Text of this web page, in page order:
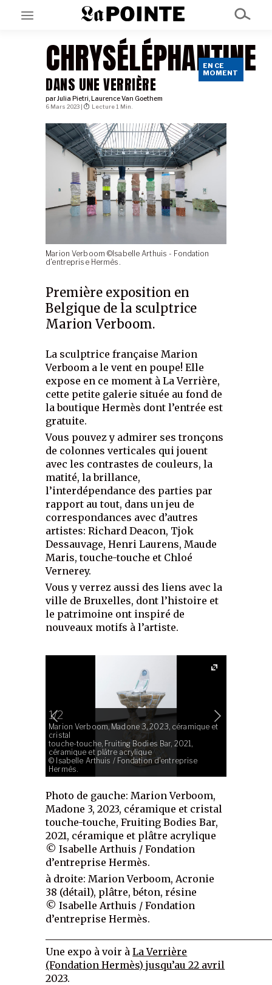
EN CE MOMENT
GRAND ANGLE
AU LARGE
ÉMOIS
EN CHANTIER
SÉRIES
À PROPOS
NOS PARTENAIRES
SOUTENEZ NOUS
Marion Verboom ©Isabelle Arthuis - Fondation
d’entreprise Hermès.
CHRYSÉLÉPHANTINE
DANS UNE VERRIÈRE
EN CE
MOMENT
parJulia Pietri, Laurence Van Goethem
Première exposition en
Belgique de la sculptrice
Marion Verboom.
6 Mars 2023 | Lecture 1 Min.
La sculptrice française Marion
Verboom a le vent en poupe! Elle
expose en ce moment à La Verrière,
cette petite galerie située au fond de
la boutique Hermès dont l’entrée est
gratuite.
Vous pouvez y admirer ses tronçons
de colonnes verticales qui jouent
avec les contrastes de couleurs, la
matité, la brillance,
l’interdépendance des parties par
rapport au tout, dans un jeu de
correspondances avec d’autres
artistes: Richard Deacon, Tjok
Dessauvage, Henri Laurens, Maude
Maris, touche-touche et Chloé
Vernerey.
Vous y verrez aussi des liens avec la
ville de Bruxelles, dont l’histoire et
le patrimoine ont inspiré de
nouveaux motifs à l’artiste.
1/2
Marion Verboom, Madone 3, 2023, céramique et
cristal
touche-touche, Fruiting Bodies Bar, 2021,
céramique et plâtre acrylique
© Isabelle Arthuis / Fondation d’entreprise
Hermès.
Photo de gauche: Marion Verboom,
Madone 3, 2023, céramique et cristal
touche-touche, Fruiting Bodies Bar,
2021, céramique et plâtre acrylique
© Isabelle Arthuis / Fondation
d’entreprise Hermès.
à droite: Marion Verboom, Acronie
38 (détail), plâtre, béton, résine
© Isabelle Arthuis / Fondation
d’entreprise Hermès.
Une expo à voir àLa Verrière
(Fondation Hermès) jusqu’au 22 avril
2023.